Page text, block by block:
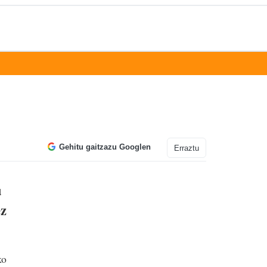
Gehitu gaitzazu Googlen Erraztu